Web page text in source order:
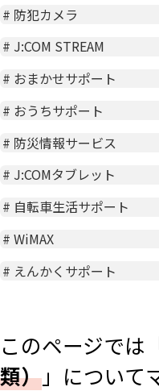
# 防犯カメラ
# J:COM STREAM
# おまかせサポート
# おうちサポート
# 防災情報サービス
# J:COMタブレット
# 自転車生活サポート
#WiMAX
# えんかくサポート
このページでは
類）」について